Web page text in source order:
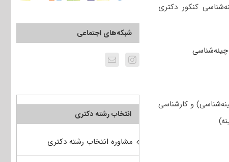
کنکور دکتری
و کارشناسی
شبکه‌های اجتماعی
انتخاب رشته دکتری
مشاوره انتخاب رشته دکتری